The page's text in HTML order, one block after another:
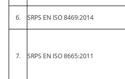
6.
SRPS EN ISO 8469:2014
7. SRPS EN ISO 8665:2011